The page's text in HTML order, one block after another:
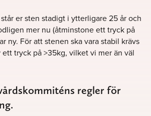
er sten stadigt i ytterligare 25 år och
mer nu (åtminstone ett tryck på
ny. För att stenen ska vara stabil krävs
tryck på >35kg, vilket vi mer än väl
regler för